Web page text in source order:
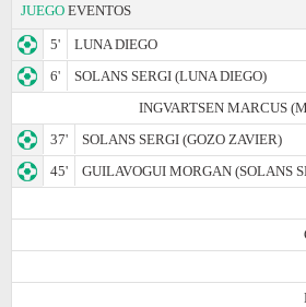
JUEGO EVENTOS
5'
LUNA DIEGO
6'
SOLANS SERGI (LUNA DIEGO)
INGVARTSEN MARCUS
37'
SOLANS SERGI (GOZO ZAVIER)
45'
GUILAVOGUI MORGAN (SOLANS